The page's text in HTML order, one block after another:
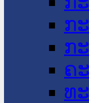
ກ
ກ
ຄ
ທ